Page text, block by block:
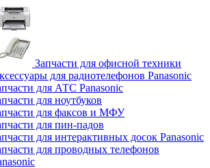
Запчасти для офисной техники
для радиотелефонов Panasonic
для АТС Panasonic
для ноутбуков
для факсов и МФУ
для пин-падов
для интерактивных досок Panasonic
для проводных телефонов